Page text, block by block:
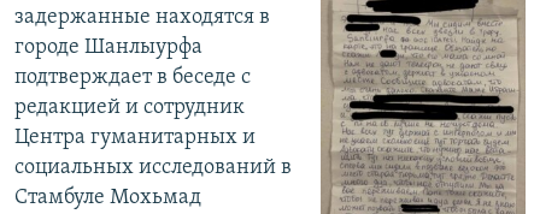
задержанные находятся в
городе Шанлыурфа
подтверждает в беседе с
редакцией и сотрудник
Центра гуманитарных и
социальных исследований в
Стамбуле Мохьмад